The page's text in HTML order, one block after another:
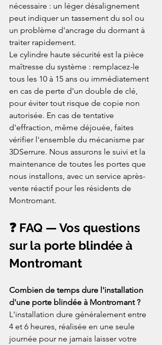
nécessaire : un léger désalignement
peut indiquer un tassement du sol ou
un problème d'ancrage du dormant à
traiter rapidement.
Le cylindre haute sécurité est la pièce
maîtresse du système : remplacez-le
tous les 10 à 15 ans ou immédiatement
en cas de perte d'un double de clé,
pour éviter tout risque de copie non
autorisée. En cas de tentative
d'effraction, même déjouée, faites
vérifier l'ensemble du mécanisme par
3DSerrure. Nous assurons le suivi et la
maintenance de toutes les portes que
nous installons, avec un service après-
vente réactif pour les résidents de
Montromant.
❓ FAQ — Vos questions
sur la porte blindée à
Montromant
Combien de temps dure l'installation
d'une porte blindée à Montromant ?
L'installation dure généralement entre
4 et 6 heures, réalisée en une seule
journée pour ne jamais laisser votre